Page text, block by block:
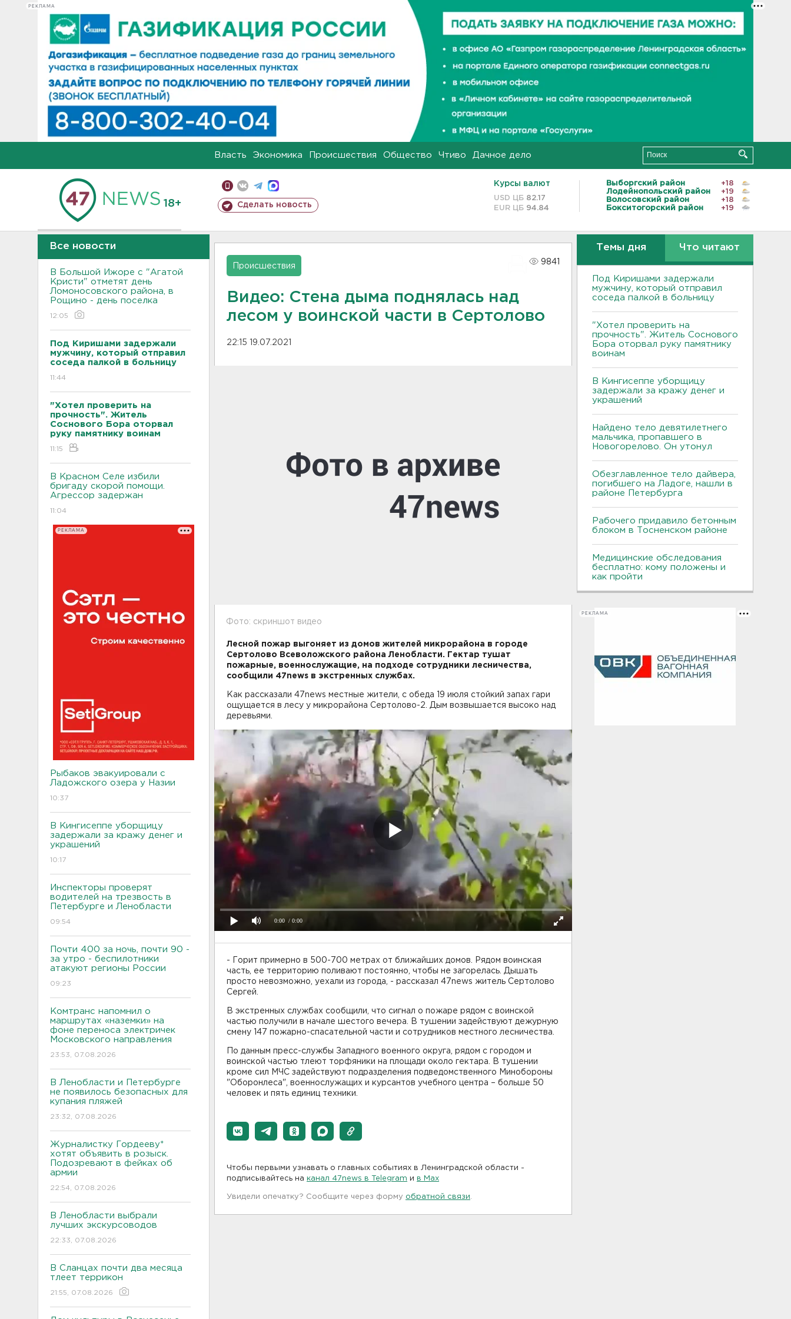
РЕКЛАМА
Власть Экономика Происшествия Общество Чтиво Дачное дело
18+ Сделать новость
Курсы валют
USD ЦБ 82.17
EUR ЦБ 94.84
Выборгский район
+18
Лодейнопольский район
+19
Волосовский район
+18
Бокситогорский район
+19
Все новости
В Большой Ижоре с "Агатой
Кристи" отметят день
Ломоносовского района, в
Рощино - день поселка
12:05
Под Киришами задержали
мужчину, который отправил
соседа палкой в больницу
11:44
"Хотел проверить на
прочность". Житель
Соснового Бора оторвал
руку памятнику воинам
11:15
В Красном Селе избили
бригаду скорой помощи.
Агрессор задержан
11:04
РЕКЛАМА
Рыбаков эвакуировали с
Ладожского озера у Назии
10:37
В Кингисеппе уборщицу
задержали за кражу денег и
украшений
10:17
Инспекторы проверят
водителей на трезвость в
Петербурге и Ленобласти
09:54
Почти 400 за ночь, почти 90 -
за утро - беспилотники
атакуют регионы России
09:23
Комтранс напомнил о
маршрутах «наземки» на
фоне переноса электричек
Московского направления
23:53, 07.08.2026
В Ленобласти и Петербурге
не появилось безопасных для
купания пляжей
23:32, 07.08.2026
Журналистку Гордееву*
хотят объявить в розыск.
Подозревают в фейках об
армии
22:54, 07.08.2026
В Ленобласти выбрали
лучших экскурсоводов
22:33, 07.08.2026
В Сланцах почти два месяца
тлеет террикон
21:55, 07.08.2026
Происшествия
9841
Видео: Стена дыма поднялась над
лесом у воинской части в Сертолово
22:15 19.07.2021
Фото: скриншот видео
Лесной пожар выгоняет из домов жителей микрорайона в городе
Сертолово Всеволожского района Ленобласти. Гектар тушат
пожарные, военнослужащие, на подходе сотрудники лесничества,
сообщили 47news в экстренных службах.
Как рассказали 47news местные жители, с обеда 19 июля стойкий запах гари
ощущается в лесу у микрорайона Сертолово-2. Дым возвышается высоко над
деревьями.
0:00 / 0:00
- Горит примерно в 500-700 метрах от ближайших домов. Рядом воинская
часть, ее территорию поливают постоянно, чтобы не загорелась. Дышать
просто невозможно, уехали из города, - рассказал 47news житель Сертолово
Сергей.
В экстренных службах сообщили, что сигнал о пожаре рядом с воинской
частью получили в начале шестого вечера. В тушении задействуют дежурную
смену 147 пожарно-спасательной части и сотрудников местного лесничества.
По данным пресс-службы Западного военного округа, рядом с городом и
воинской частью тлеют торфяники на площади около гектара. В тушении
кроме сил МЧС задействуют подразделения подведомственного Минобороны
"Оборонлеса", военнослужащих и курсантов учебного центра – больше 50
человек и пять единиц техники.
Чтобы первыми узнавать о главных событиях в Ленинградской области -
подписывайтесь на канал 47news в Telegram и в Maх
Увидели опечатку? Сообщите через форму обратной связи
Темы дня Что читают
Под Киришами задержали
мужчину, который отправил
соседа палкой в больницу
"Хотел проверить на
прочность". Житель Соснового
Бора оторвал руку памятнику
воинам
В Кингисеппе уборщицу
задержали за кражу денег и
украшений
Найдено тело девятилетнего
мальчика, пропавшего в
Новогорелово. Он утонул
Обезглавленное тело дайвера,
погибшего на Ладоге, нашли в
районе Петербурга
Рабочего придавило бетонным
блоком в Тосненском районе
Медицинские обследования
бесплатно: кому положены и
как пройти
РЕКЛАМА